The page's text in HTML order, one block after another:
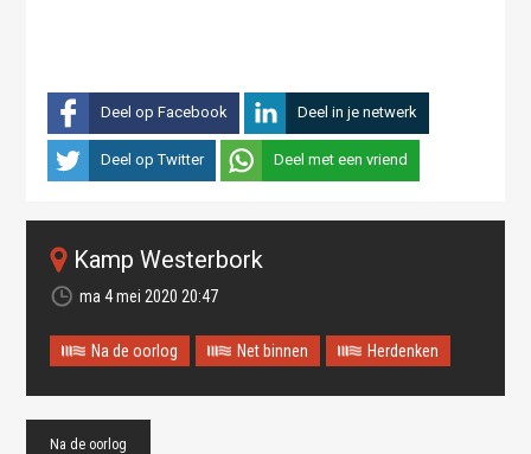
Deel op Facebook Deel in je netwerk
Deel op Twitter Deel met een vriend
Kamp Westerbork
ma 4 mei 2020 20:47
Na de oorlog Net binnen Herdenken
Na de oorlog